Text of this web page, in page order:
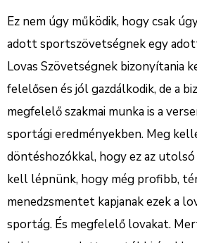
Ez nem úgy működik, hogy csak
adott sportszövetségnek egy
Lovas Szövetségnek bizonyítania
felelősen és jól gazdálkodik, de a
megfelelő szakmai munka is a
sportági eredményekben. Meg
döntéshozókkal, hogy ez az
kell lépnünk, hogy még profibb,
menedzsmentet kapjanak ezek a
sportág. És megfelelő lovakat.